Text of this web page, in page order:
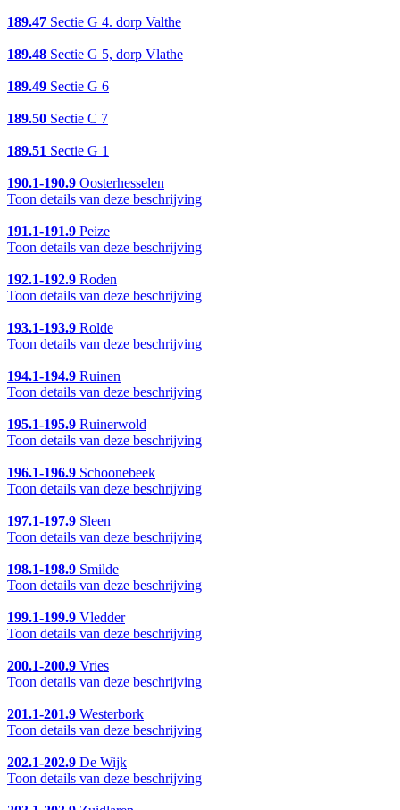
189.47 Sectie G 4. dorp Valthe
189.48 Sectie G 5, dorp Vlathe
189.49 Sectie G 6
189.50 Sectie C 7
189.51 Sectie G 1
190.1-190.9 Oosterhesselen
Toon details van deze beschrijving
191.1-191.9 Peize
Toon details van deze beschrijving
192.1-192.9 Roden
Toon details van deze beschrijving
193.1-193.9 Rolde
Toon details van deze beschrijving
194.1-194.9 Ruinen
Toon details van deze beschrijving
195.1-195.9 Ruinerwold
Toon details van deze beschrijving
196.1-196.9 Schoonebeek
Toon details van deze beschrijving
197.1-197.9 Sleen
Toon details van deze beschrijving
198.1-198.9 Smilde
Toon details van deze beschrijving
199.1-199.9 Vledder
Toon details van deze beschrijving
200.1-200.9 Vries
Toon details van deze beschrijving
201.1-201.9 Westerbork
Toon details van deze beschrijving
202.1-202.9 De Wijk
Toon details van deze beschrijving